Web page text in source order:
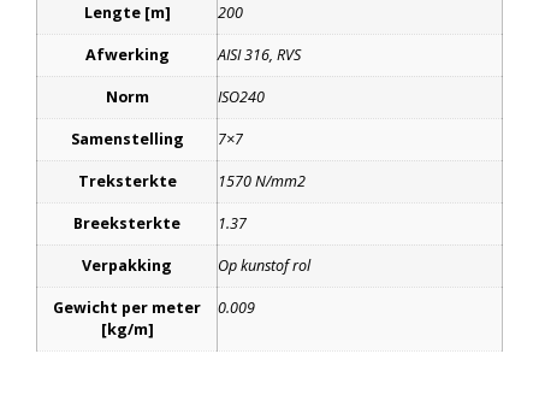
Lengte [m] 200
Afwerking AISI 316, RVS
Norm ISO240
Samenstelling 7×7
Treksterkte 1570 N/mm2
Breeksterkte 1.37
Verpakking Op kunstof rol
Gewicht per meter
[kg/m]
0.009